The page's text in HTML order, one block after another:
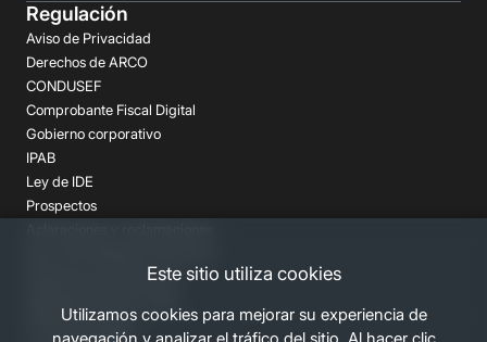
Este sitio utiliza cookies
Utilizamos cookies para mejorar su experiencia de
Regulación
Aviso de Privacidad
Derechos de ARCO
CONDUSEF
Comprobante Fiscal Digital
Gobierno corporativo
IPAB
Ley de IDE
Prospectos
Despachos de Cobranza
Términos Legales